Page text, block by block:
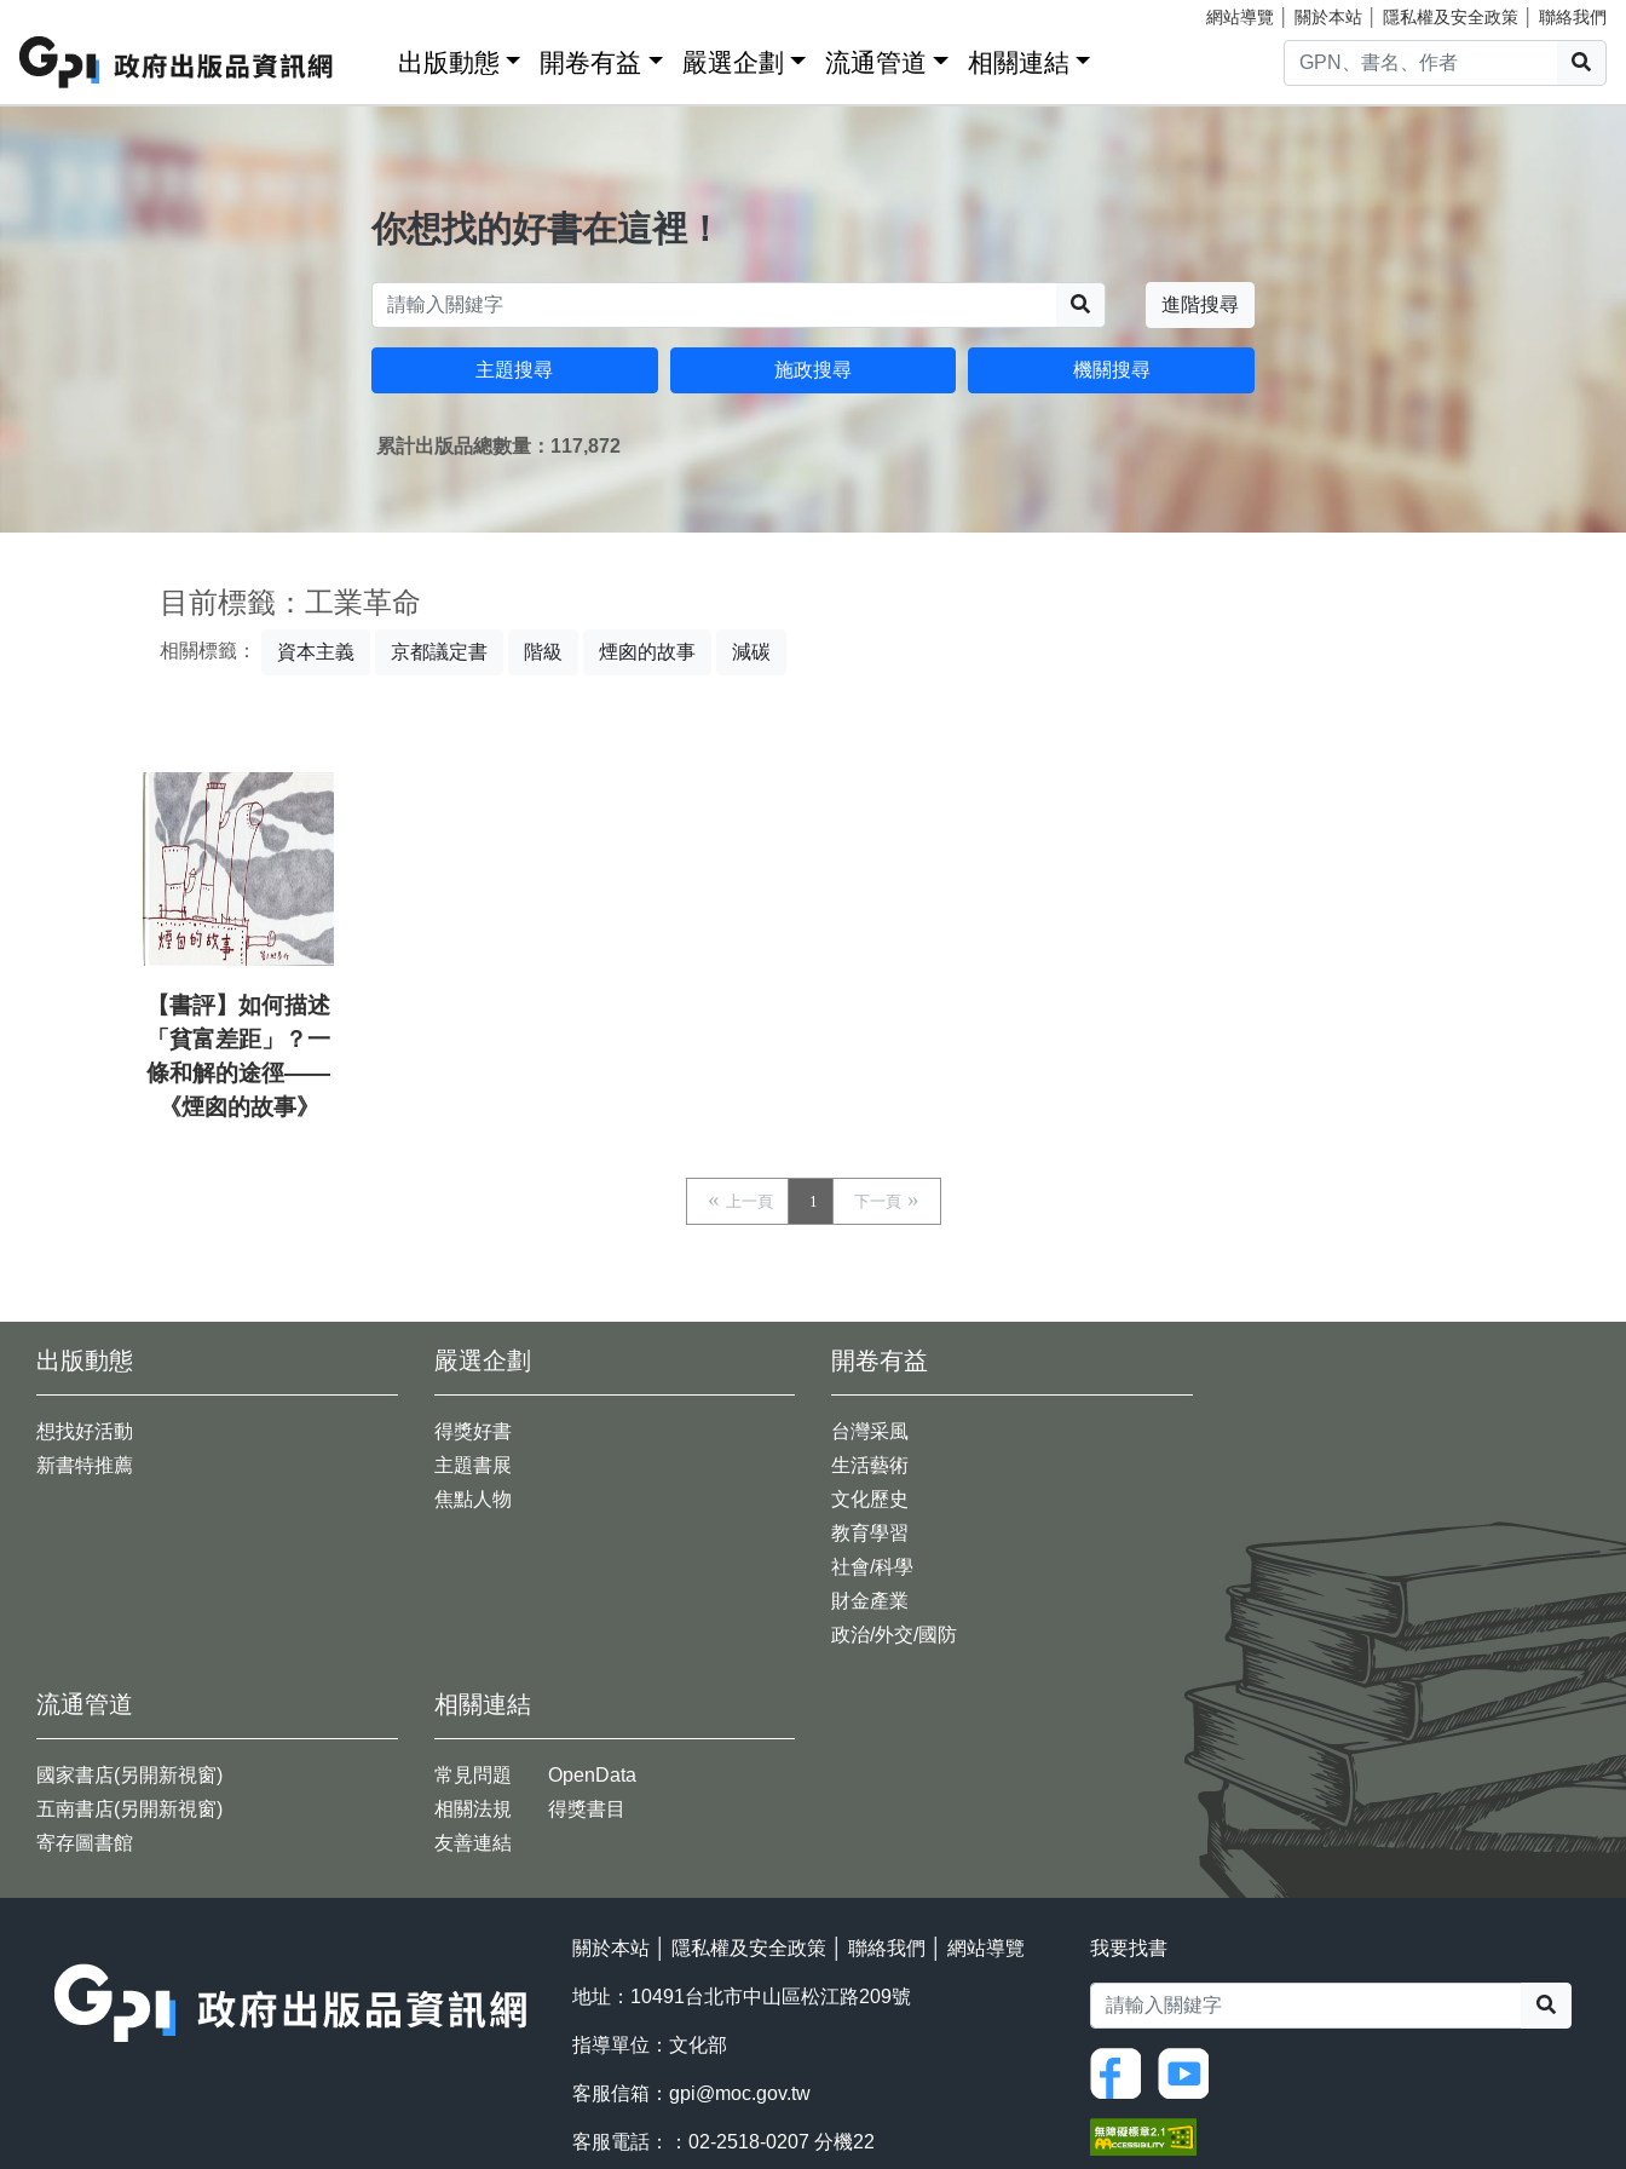
網站導覽 關於本站 隱私權及安全政策 聯絡我們
出版動態 開卷有益 嚴選企劃 流通管道 相關連結
你想找的好書在這裡！
進階搜尋
主題搜尋 施政搜尋 機關搜尋
累計出版品總數量：117,872
目前標籤：工業革命
相關標籤： 資本主義 京都議定書 階級 煙囪的故事 減碳
【書評】如何描述
「貧富差距」？一
條和解的途徑——
《煙囪的故事》
上一頁 1 下一頁
出版動態
想找好活動
新書特推薦
開卷有益
台灣采風
生活藝術
文化歷史
教育學習
社會/科學
財金產業
政治/外交/國防
嚴選企劃
得獎好書
主題書展
焦點人物
流通管道
國家書店(另開新視窗)
五南書店(另開新視窗)
寄存圖書館
相關連結
常見問題
相關法規
友善連結
OpenData
得獎書目
關於本站 隱私權及安全政策 聯絡我們 網站導覽
地址：10491台北市中山區松江路209號
指導單位：文化部
客服信箱： gpi@moc.gov.tw
客服電話：：02-2518-0207 分機22
我要找書